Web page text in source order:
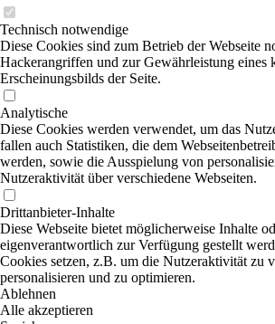
Technisch notwendige
Diese Cookies sind zum Betrieb der Webseite
Hackerangriffen und zur Gewährleistung eines
Erscheinungsbilds der Seite.
Analytische
Diese Cookies werden verwendet, um das
fallen auch Statistiken, die dem
werden, sowie die Ausspielung von
Nutzeraktivität über verschiedene Webseiten.
Drittanbieter-Inhalte
Diese Webseite bietet möglicherweise Inhalte
eigenverantwortlich zur Verfügung gestellt
Cookies setzen, z.B. um die Nutzeraktivität zu
personalisieren und zu optimieren.
Ablehnen
Alle akzeptieren